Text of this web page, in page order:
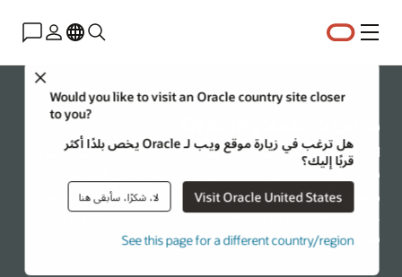
القائمة
Close
Would you like to visit an Oracle country site closer
to you?
هل ترغب في زيارة موقع ويب لـ Oracle يخص بلدًا أكثر
قربًا إليك؟
Visit Oracle United States لا، شكرًا، سأبقى هنا
See this page for a different country/region
نجاحات عملاء Oracle
الابتكار وسهولة الاستخدام والنتائج الأفضل - هذه ليست سوى
بعض الأسباب التي تعتمد عليها المؤسسات في كل الصناعات
وجميع الأحجام في Oracle لمساعدتها على النجاح. استمع من
عملائنا لمعرفة ما الذي يجعل Oracle الخيار الصحيح لهم ولماذا
نحن الشريك المناسب لشركتك.